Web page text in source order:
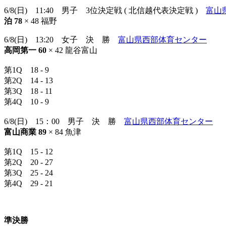
6/8(日) 11:40 男子 3位決定戦 ( 北信越代表決定戦 ) 富山
泊 78 × 48 福野
6/8(日) 13:20 女子 決 勝 富山県西部体育センター
高岡第一 60 × 42 龍谷富山
第1Q 18 - 9
第2Q 14 - 13
第3Q 18 - 11
第4Q 10 - 9
6/8(日) 15：00 男子 決 勝 富山県西部体育センター
富山商業 89 × 84 魚津
第1Q 15 - 12
第2Q 20 - 27
第3Q 25 - 24
第4Q 29 - 21
準決勝